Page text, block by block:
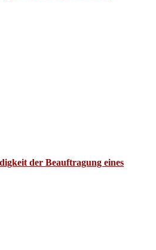
der Beauftragung eines